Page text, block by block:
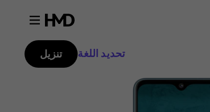
تحديد اللغة تنزيل